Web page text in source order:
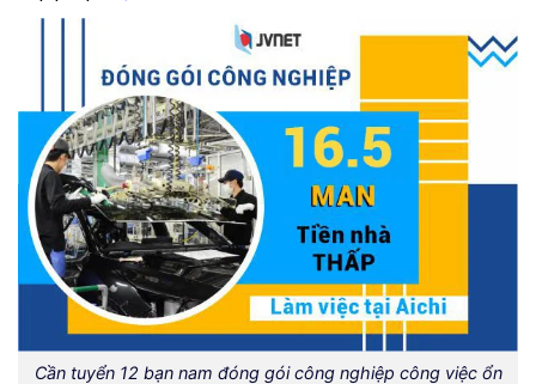
Cần tuyển 12 bạn nam đóng gói công nghiệp công việc ổn